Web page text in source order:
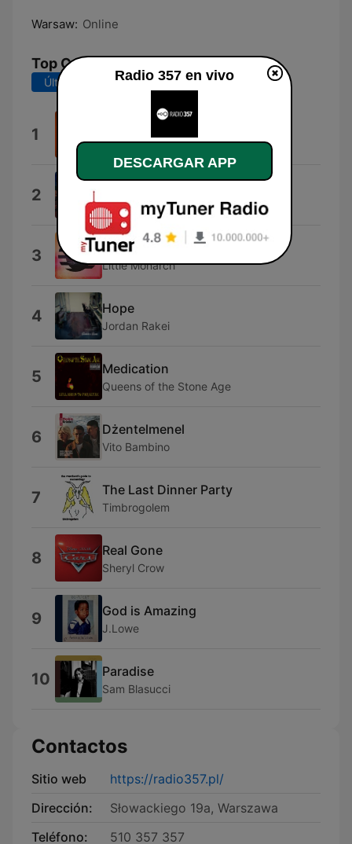
Warsaw: Online
Top Canciones
Últimos 7 días Últimos 30 días
1 Lila Ike
2 Greta Van Fleet
3 Too Little Too Late
Little Monarch
4 Hope
Jordan Rakei
5 Medication
Queens of the Stone Age
6 Dżentelmenel
Vito Bambino
7 The Last Dinner Party
Timbrogolem
8 Real Gone
Sheryl Crow
9 God is Amazing
J.Lowe
10 Paradise
Sam Blasucci
Contactos
Sitio web
https://radio357.pl/
Dirección:
Słowackiego 19a, Warszawa
Teléfono:
510 357 357
Radio 357 en vivo
DESCARGAR APP